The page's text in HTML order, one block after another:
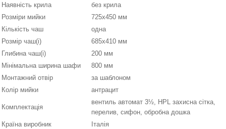
Наявність крила
без крила
Розміри мийки
725х450 мм
Кількість чаш
одна
Розмір чаш(і)
685х410 мм
Глибина чаш(і)
200 мм
Мінімальна ширина шафи
800 мм
Монтажний отвір
за шаблоном
Колір мийки
антрацит
Комплектація
вентиль автомат 3½, HPL захисна сітка,
перелив, сифон, обробна дошка
Країна виробник
Італія